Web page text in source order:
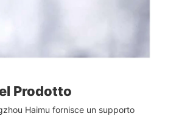
Prodotto
Haimu fornisce un supporto